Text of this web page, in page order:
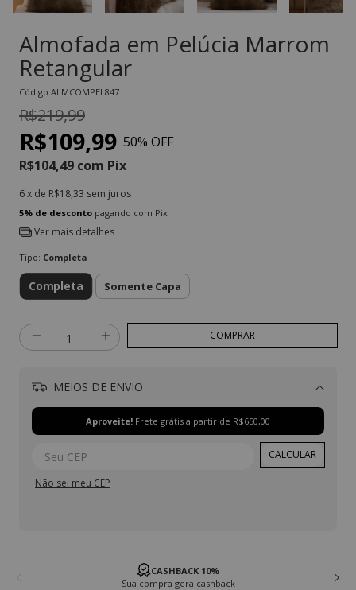
Almofada em Pelúcia Marrom
Retangular
Código ALMCOMPEL847
R$219,99
R$109,99 50% OFF
R$104,49 com Pix
6x de R$18,33 sem juros
5% de desconto pagando com Pix
Ver mais detalhes
Tipo: Completa
Completa Somente Capa
MEIOS DE ENVIO
Alterar CEP
Aproveite! Frete grátis a partir de R$650,00
CALCULAR
Não sei meu CEP
CASHBACK 10%
Sua compra gera cashback